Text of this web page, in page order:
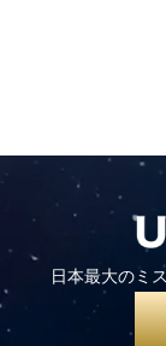
日本最大のミ